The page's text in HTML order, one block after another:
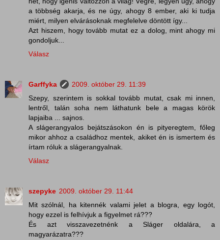
a többség akarja, és ne úgy, ahogy 8 ember, aki ki tudja
miért, milyen elvárásoknak megfelelve döntött így...
Azt hiszem, hogy tovább mutat ez a dolog, mint ahogy mi
gondoljuk...
Válasz
Garffyka
2009. október 29. 11:39
Szepy, szerintem is sokkal tovább mutat, csak mi innen,
lentről, talán soha nem láthatunk bele a magas körök
lapjaiba ... sajnos.
A slágerangyalos bejátszásokon én is pityeregtem, főleg
mikor ahhoz a családhoz mentek, akiket én is ismertem és
írtam róluk a slágerangyalnak.
Válasz
szepyke 2009. október 29. 11:44
Mit szólnál, ha kitennék valami jelet a blogra, egy logót,
hogy ezzel is felhívjuk a figyelmet rá???
És azt visszavezetnénk a Sláger oldalára, a
magyarázatra???